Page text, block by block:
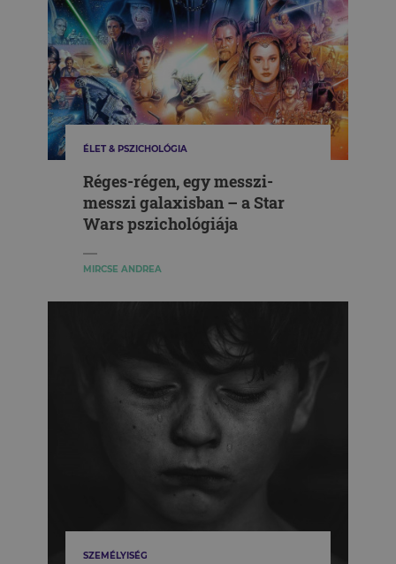
ÉLET & PSZICHOLÓGIA
Réges-régen, egy messzi-
messzi galaxisban – a Star
Wars pszichológiája
MIRCSE ANDREA
SZEMÉLYISÉG